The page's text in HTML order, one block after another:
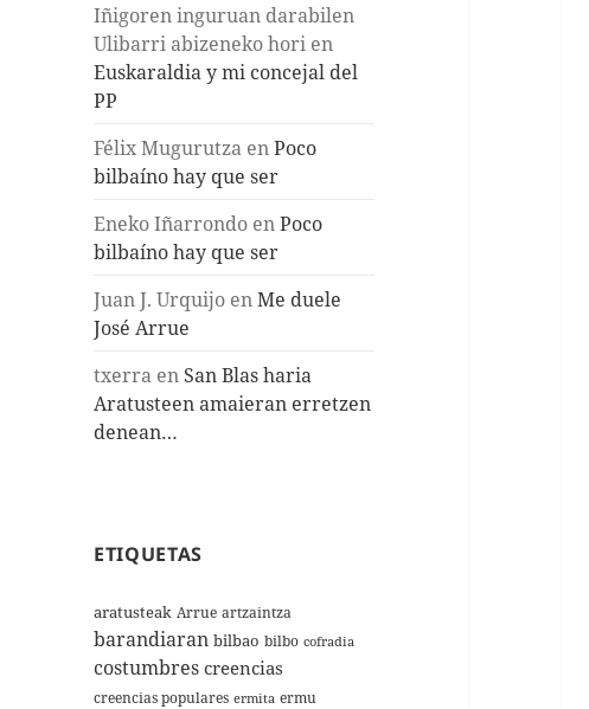
Iñigoren inguruan darabilen
Ulibarri abizeneko hori en
Euskaraldia y mi concejal del
PP
Félix Mugurutza enPoco
bilbaíno hay que ser
Eneko Iñarrondo enPoco
bilbaíno hay que ser
Juan J. Urquijo enMe duele
José Arrue
txerra en San Blas haria
Aratusteen amaieran erretzen
denean…
ETIQUETAS
aratusteak Arrue artzaintza
barandiaran bilbao bilbo cofradia
costumbres creencias
creencias populares ermita ermu